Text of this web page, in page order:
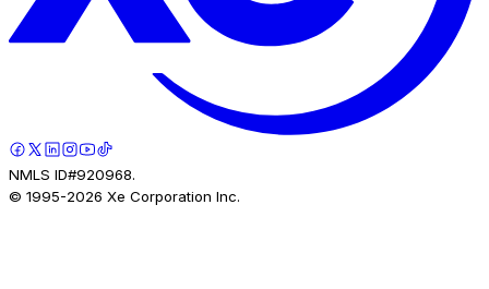
NMLS ID#920968.
© 1995-2026 Xe Corporation Inc.